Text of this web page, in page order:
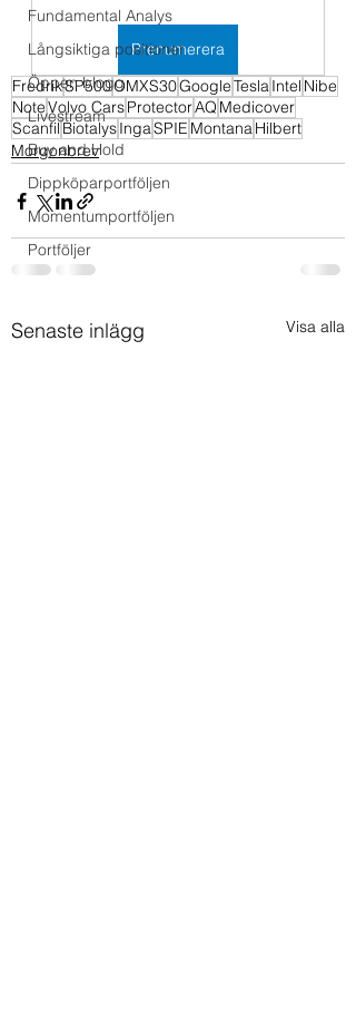
Fundamental Analys
Långsiktiga positioner
Öppen blogg
Livestream
Buy and Hold
Dippköparportföljen
Momentumportföljen
Portföljer
Prenumerera
FredrikSP500OMXS30GoogleTeslaIntel Nibe
NoteVolvo CarsProtectorAQ Medicover
ScanfilBiotalysIngaSPIE MontanaHilbert
Morgonbrev
Senaste inlägg Visa alla